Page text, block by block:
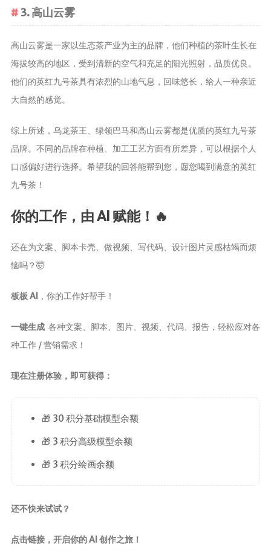
3. 高山云雾
高山云雾是一家以生态茶产业为主的品牌，他们种植的茶叶生长在
海拔较高的地区，受到清新的空气和充足的阳光照射，品质优良。
他们的英红九号茶具有浓烈的山地气息，回味悠长，给人一种亲近
大自然的感觉。
综上所述，乌龙茶王、绿领巴马和高山云雾都是优质的英红九号茶
品牌。不同的品牌在种植、加工工艺方面有所差异，可以根据个人
口感偏好进行选择。希望我的回答能帮到您，愿您喝到满意的英红
九号茶！
你的工作，由 AI 赋能！🔥
还在为文案、脚本卡壳、做视频、写代码、设计图片灵感枯竭而烦
恼吗？🤯
板板 AI ，你的工作好帮手！
一键生成 各种文案、脚本、图片、视频、代码、报告，轻松应对各
种工作 / 营销需求！
现在注册体验，即可获得：
🎁 30 积分基础模型余额
🎁 3 积分高级模型余额
🎁 3 积分绘画余额
还不快来试试？
点击链接，开启你的 AI 创作之旅！
茶叶历史
茶叶品鉴
茶叶收藏
茶叶教育
茶叶鉴赏
茶器
茶叶行业动
态
健康养生
治疗脱发